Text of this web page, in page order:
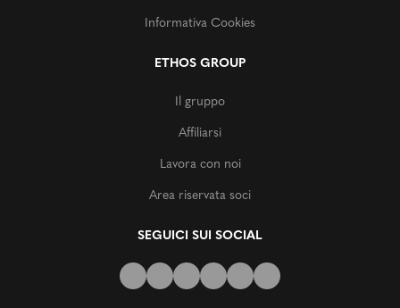
Informativa Cookies
ETHOS GROUP
Il gruppo
Affiliarsi
Lavora con noi
Area riservata soci
SEGUICI SUI SOCIAL